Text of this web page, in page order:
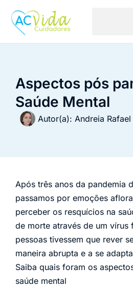
Aspectos pós
Saúde Mental
Autor(a): Andreia Rafael
Após três anos da pandemia
passamos por emoções
perceber os resquícios na
de morte através de um vírus
pessoas tivessem que rever
maneira abrupta e a se
Saiba quais foram os
saúde mental